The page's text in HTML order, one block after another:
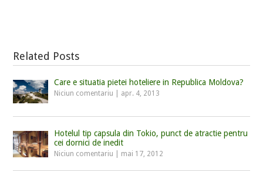
Related Posts
Care e situatia pietei hoteliere in Republica Moldova?
Niciun comentariu apr. 4, 2013
Hotelul tip capsula din Tokio, punct de atractie pentru
cei dornici de inedit
Niciun comentariu mai 17, 2012